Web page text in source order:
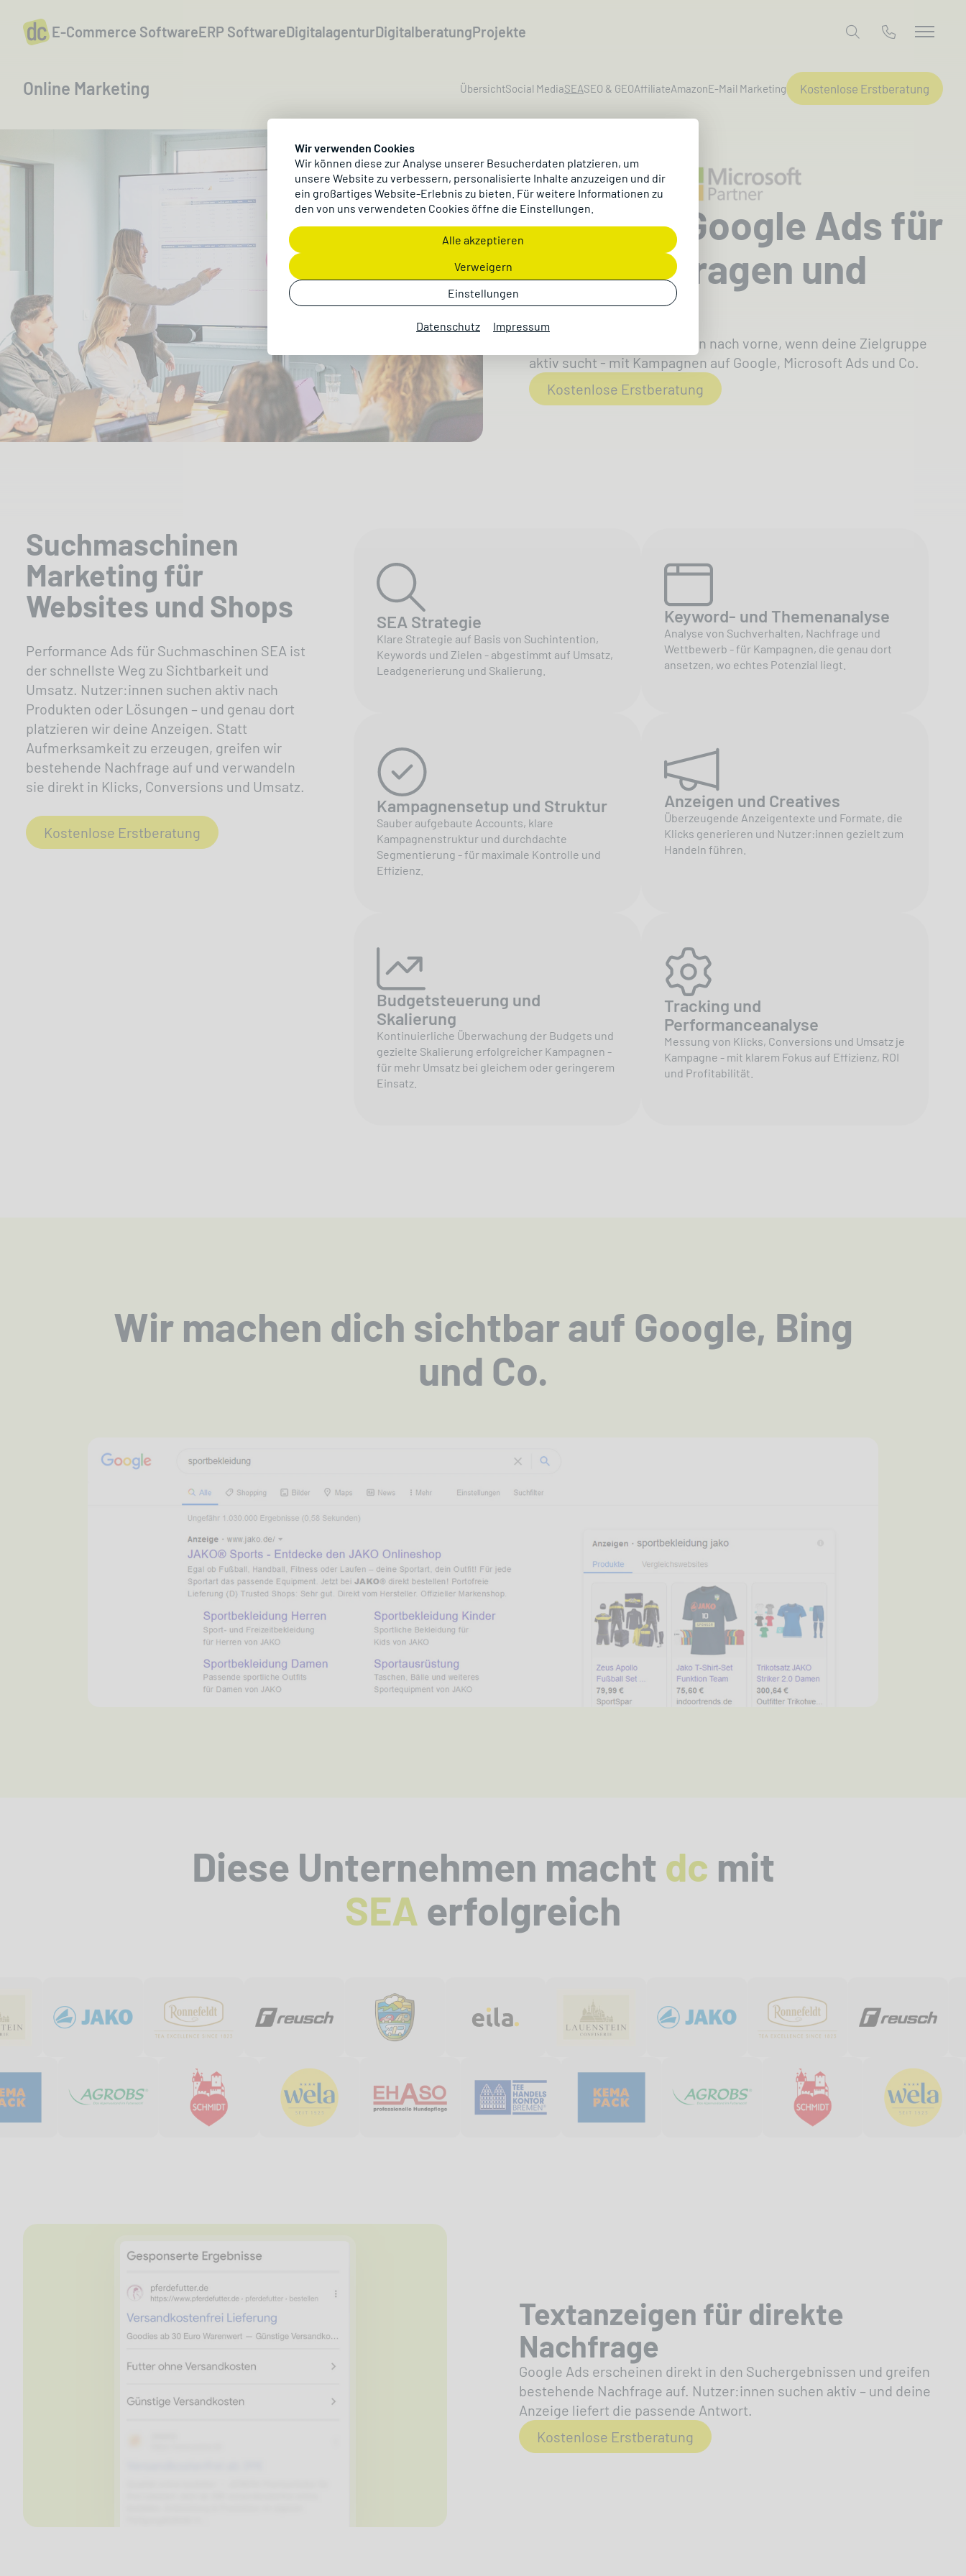
Wir verwenden Cookies
Wir können diese zur Analyse unserer Besucherdaten platzieren, um
unsere Website zu verbessern, personalisierte Inhalte anzuzeigen und dir
ein großartiges Website-Erlebnis zu bieten. Für weitere Informationen zu
den von uns verwendeten Cookies öffne die Einstellungen.
Alle akzeptieren
Verweigern
Einstellungen
Datenschutz Impressum
E-Commerce SoftwareERP SoftwareDigitalagenturDigitalberatungProjekte
Online Marketing ÜbersichtSocial MediaSEASEO & GEOAffiliateAmazonE-Mail Marketing Kostenlose Erstberatung
SEA und Google Ads für
mehr Anfragen und
Verkäufe
Wir bringen dich genau dann nach vorne, wenn deine Zielgruppe
aktiv sucht - mit Kampagnen auf Google, Microsoft Ads und Co.
Kostenlose Erstberatung
Suchmaschinen
Marketing für
Websites und Shops
Performance Ads für Suchmaschinen SEA ist
der schnellste Weg zu Sichtbarkeit und
Umsatz. Nutzer:innen suchen aktiv nach
Produkten oder Lösungen – und genau dort
platzieren wir deine Anzeigen. Statt
Aufmerksamkeit zu erzeugen, greifen wir
bestehende Nachfrage auf und verwandeln
sie direkt in Klicks, Conversions und Umsatz.
Kostenlose Erstberatung
SEA Strategie
Klare Strategie auf Basis von Suchintention,
Keywords und Zielen - abgestimmt auf Umsatz,
Leadgenerierung und Skalierung.
Keyword- und Themenanalyse
Analyse von Suchverhalten, Nachfrage und
Wettbewerb - für Kampagnen, die genau dort
ansetzen, wo echtes Potenzial liegt.
Kampagnensetup und Struktur
Sauber aufgebaute Accounts, klare
Kampagnenstruktur und durchdachte
Segmentierung - für maximale Kontrolle und
Effizienz.
Anzeigen und Creatives
Überzeugende Anzeigentexte und Formate, die
Klicks generieren und Nutzer:innen gezielt zum
Handeln führen.
Budgetsteuerung und
Skalierung
Kontinuierliche Überwachung der Budgets und
gezielte Skalierung erfolgreicher Kampagnen -
für mehr Umsatz bei gleichem oder geringerem
Einsatz.
Tracking und
Performanceanalyse
Messung von Klicks, Conversions und Umsatz je
Kampagne - mit klarem Fokus auf Effizienz, ROI
und Profitabilität.
Wir machen dich sichtbar auf Google, Bing
und Co.
Diese Unternehmen macht dc mit
SEA erfolgreich
Textanzeigen für direkte
Nachfrage
Google Ads erscheinen direkt in den Suchergebnissen und greifen
bestehende Nachfrage auf. Nutzer:innen suchen aktiv – und deine
Anzeige liefert die passende Antwort.
Kostenlose Erstberatung